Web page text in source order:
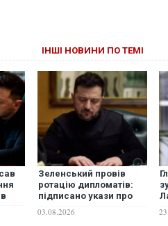
ІНШІ НОВИНИ ПО ТЕМІ
Зеленський провів
ротацію дипломатів:
підписано укази про
шести країнах та
03.08.2026